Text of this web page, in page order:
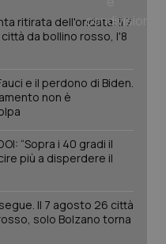
ritirata dell'ondata: il 7
da bollino rosso, l'8
e il perdono di Biden.
non è
“Sopra i 40 gradi il
più a disperdere il
Il 7 agosto 26 città
solo Bolzano torna
Google LLC